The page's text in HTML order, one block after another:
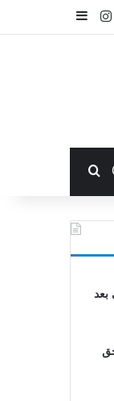
انستقرامإضافة عمود
الوضع المظلم
بحث عن
بعد